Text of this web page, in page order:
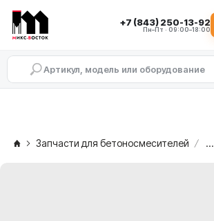
+7 (843) 250-13-92
Пн–Пт · 09:00–18:00
Запчасти для бетоносмесителей ...